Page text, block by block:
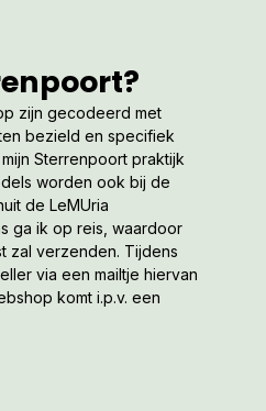
zijn gecodeerd met
bezield en specifiek
Sterrenpoort praktijk
worden ook bij de
de LeMUria
ga ik op reis, waardoor
zal verzenden. Tijdens
via een mailtje hiervan
komt i.p.v. een